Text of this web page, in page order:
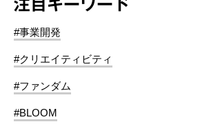
注目キーワード
#事業開発
#クリエイティビティ
#ファンダム
#BLOOM